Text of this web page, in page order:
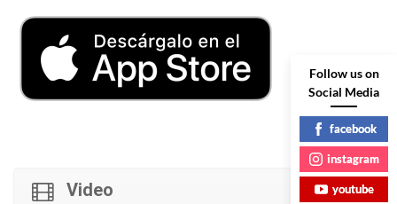
Video
Follow us on
Social Media
facebook
instagram
youtube